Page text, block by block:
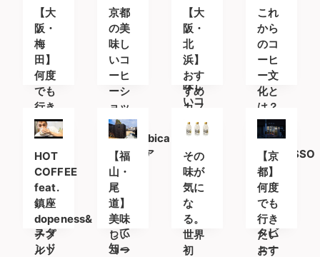
南船
場へ
わう
不思
議な
感覚
と美
味し
いコ
ー
【大
阪・
梅
田】
何度
でも
行き
たい
おす
すめ
カフ
ェ＆
コー
ヒー
スタ
ンド
京都
の美
味し
いコ
ーヒ
ーシ
ョッ
プ
「%Arabica
Kyoto(ア
ラビ
カキ
ョウ
ト)」
って
知っ
【大
阪・
北
浜】
おす
すめ
カフ
ェ・
コー
ヒー
スタ
ンド
8選
これ
から
のコ
ーヒ
ー文
化と
は？
BEAR
POND
ESPRESSO
田中
勝幸
氏の
イン
タビ
ュー
HOT
COFFEE
feat.
鎮座
dopeness&
チプ
ルソ
【福
山・
尾
道】
美味
しい
コー
その
味が
気に
な
る。
世界
初
【京
都】
何度
でも
行き
たい
おす